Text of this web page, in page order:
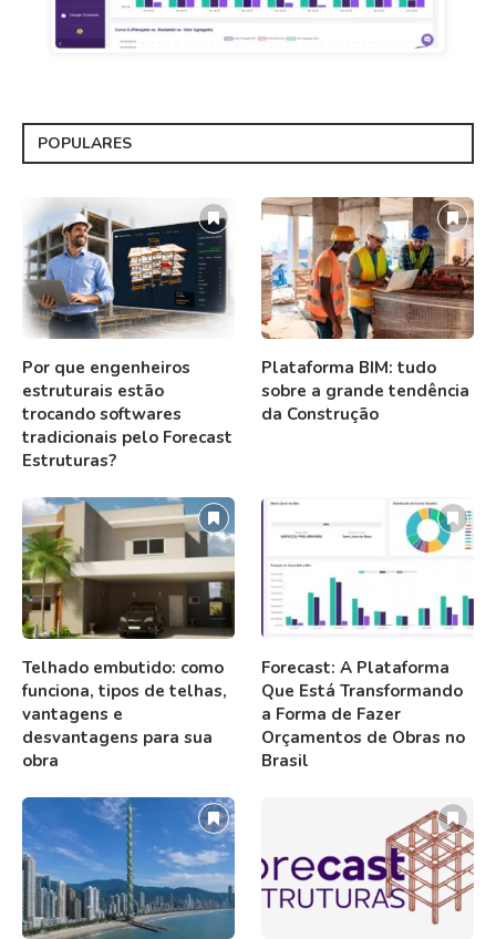
POPULARES
Por que engenheiros
estruturais estão
trocando softwares
tradicionais pelo Forecast
Estruturas?
Plataforma BIM: tudo
sobre a grande tendência
da Construção
Telhado embutido: como
funciona, tipos de telhas,
vantagens e
desvantagens para sua
obra
Forecast: A Plataforma
Que Está Transformando
a Forma de Fazer
Orçamentos de Obras no
Brasil